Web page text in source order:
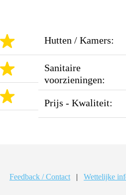
Hutten / Kamers:
Sanitaire
voorzieningen:
Prijs - Kwaliteit:
Feedback / Contact | Wettelijke